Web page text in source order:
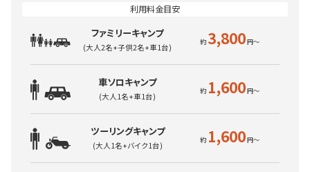
ファミリーキャンプ
(大人2名+子供2名+車1台) 3,800
車ソロキャンプ
(大人1名+車1台) 1,600
ツーリングキャンプ
(大人1名+バイク1台) 1,600